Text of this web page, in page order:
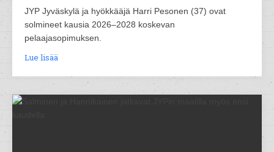
JYP Jyväskylä ja hyökkääjä Harri Pesonen (37) ovat
solmineet kausia 2026–2028 koskevan
pelaajasopimuksen.
Lue lisää